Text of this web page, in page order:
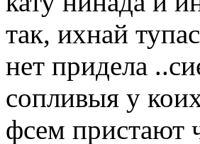
так, ихнай
нет придела
сопливыя у
фсем пристают